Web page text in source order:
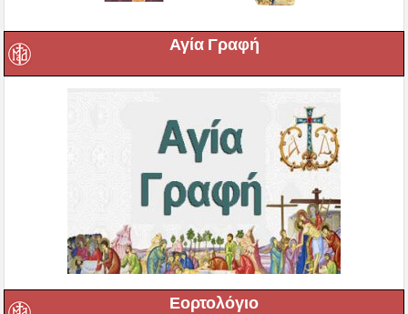
Αγία Γραφή
Εορτολόγιο